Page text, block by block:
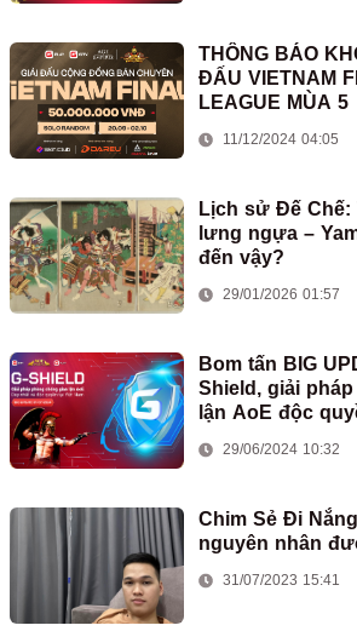
THÔNG BÁO
ĐẤU VIETNAM
LEAGUE MÙA 5
11/12/2024 04:05
Lịch sử Đế Chế:
lưng ngựa –
đến vậy?
29/01/2026 01:57
Bom tấn BIG
Shield, giải
lận AoE độc
29/06/2024 10:32
Chim Sẻ Đi
nguyên nhân
31/07/2023 15:41